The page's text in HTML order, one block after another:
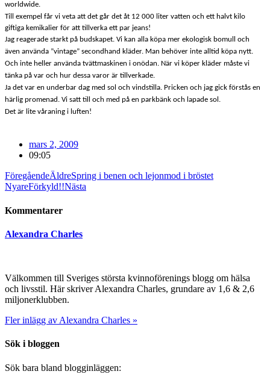
worldwide.
Till exempel får vi veta att det går det åt 12 000 liter vatten och ett halvt kilo
giftiga kemikalier för att tillverka ett par jeans!
Jag reagerade starkt på budskapet. Vi kan alla köpa mer ekologisk bomull och
även använda ”vintage” secondhand kläder. Man behöver inte alltid köpa nytt.
Och inte heller använda tvättmaskinen i onödan. När vi köper kläder måste vi
tänka på var och hur dessa varor är tillverkade.
Ja det var en underbar dag med sol och vindstilla. Pricken och jag gick förstås en
härlig promenad. Vi satt till och med på en parkbänk och lapade sol.
Det är lite våraning i luften!
mars 2, 2009
09:05
FöregåendeÄldreSpring i benen och lejonmod i bröstet
NyareFörkyld!!Nästa
Kommentarer
Alexandra Charles
Välkommen till Sveriges största kvinnoförenings blogg om hälsa
och livsstil. Här skriver Alexandra Charles, grundare av 1,6 & 2,6
miljonerklubben.
Fler inlägg av Alexandra Charles »
Sök i bloggen
Sök bara bland blogginläggen: